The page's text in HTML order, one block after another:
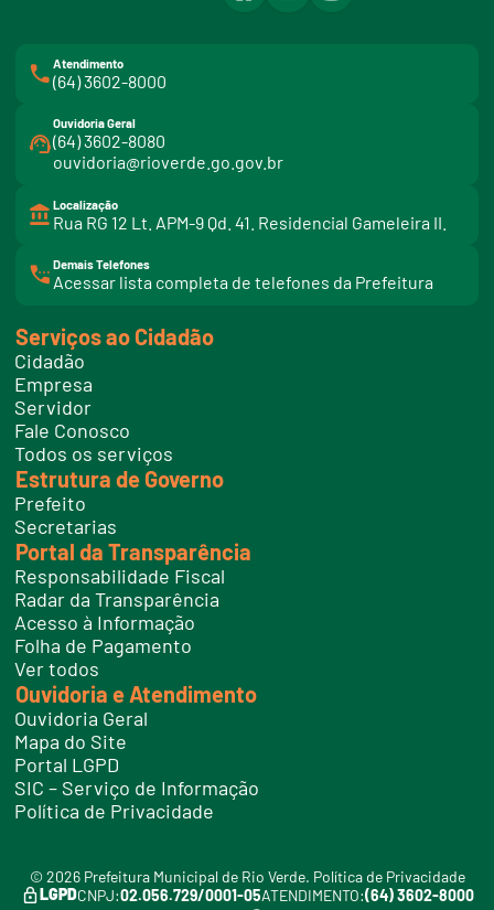
Atendimento
(64) 3602-8000
Ouvidoria Geral
(64) 3602-8080
ouvidoria@rioverde.go.gov.br
Localização
Rua RG 12 Lt. APM-9 Qd. 41. Residencial Gameleira II.
Demais Telefones
Acessar lista completa de telefones da Prefeitura
i
t
e
l
f
o
e
s
Serviços ao Cidadão
Cidadão
Empresa
Servidor
Fale Conosco
Todos os serviços
Estrutura de Governo
Prefeito
Secretarias
Portal da Transparência
Responsabilidade Fiscal
Radar da Transparência
Acesso à Informação
Folha de Pagamento
Ver todos
Ouvidoria e Atendimento
Ouvidoria Geral
Mapa do Site
Portal LGPD
SIC – Serviço de Informação
Política de Privacidade
© 2026 Prefeitura Municipal de Rio Verde. Política de Privacidade
LGPDCNPJ:02.056.729/0001-05ATENDIMENTO:(64) 3602-8000